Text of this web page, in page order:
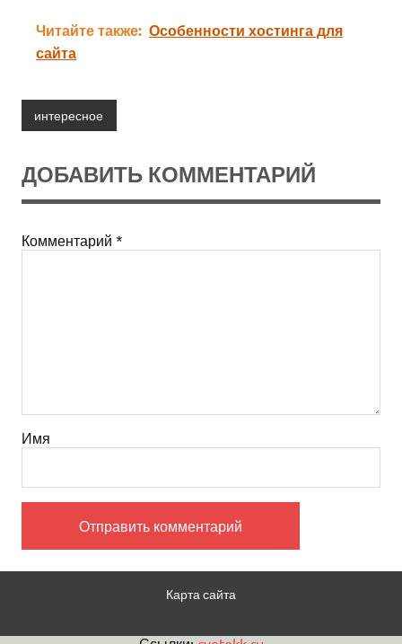
Читайте также: Особенности хостинга для
сайта
интересное
ДОБАВИТЬ КОММЕНТАРИЙ
Комментарий *
Имя
Карта сайта